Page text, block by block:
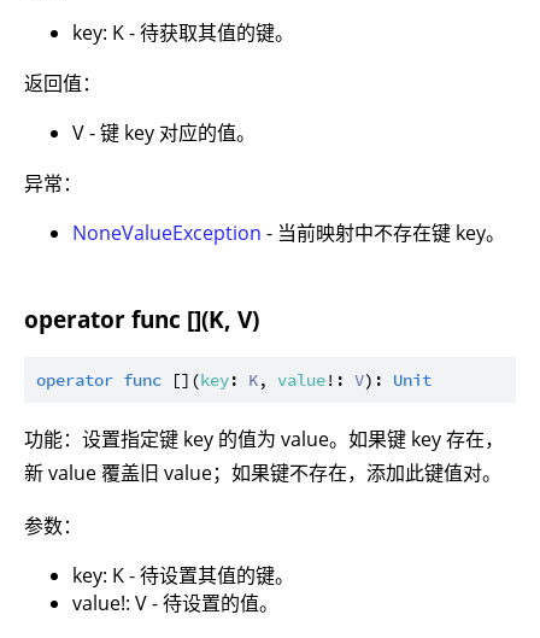
key: K - 待获取其值的键。
返回值：
V - 键 key 对应的值。
异常：
NoneValueException - 当前映射中不存在键 key。
operator func [](K, V)
operator func [](key: K, value!: V): Unit
功能：设置指定键 key 的值为 value。如果键 key 存在，
新 value 覆盖旧 value；如果键不存在，添加此键值对。
参数：
key: K - 待设置其值的键。
value!: V - 待设置的值。